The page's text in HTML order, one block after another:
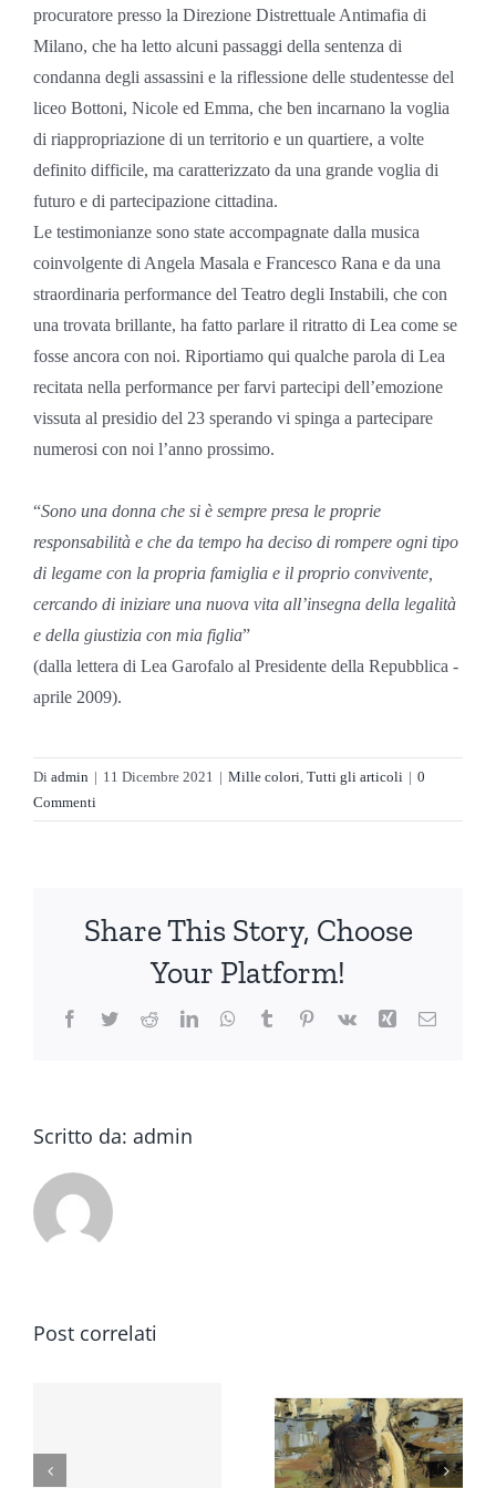
procuratore presso la Direzione Distrettuale Antimafia di
Milano, che ha letto alcuni passaggi della sentenza di
condanna degli assassini e la riflessione delle studentesse del
liceo Bottoni, Nicole ed Emma, che ben incarnano la voglia
di riappropriazione di un territorio e un quartiere, a volte
definito difficile, ma caratterizzato da una grande voglia di
futuro e di partecipazione cittadina.
Le testimonianze sono state accompagnate dalla musica
coinvolgente di Angela Masala e Francesco Rana e da una
straordinaria performance del Teatro degli Instabili, che con
una trovata brillante, ha fatto parlare il ritratto di Lea come se
fosse ancora con noi. Riportiamo qui qualche parola di Lea
recitata nella performance per farvi partecipi dell’emozione
vissuta al presidio del 23 sperando vi spinga a partecipare
numerosi con noi l’anno prossimo.
“Sono una donna che si è sempre presa le proprie
responsabilità e che da tempo ha deciso di rompere ogni tipo
di legame con la propria famiglia e il proprio convivente,
cercando di iniziare una nuova vita all’insegna della legalità
e della giustizia con mia figlia”
(dalla lettera di Lea Garofalo al Presidente della Repubblica -
aprile 2009).
Di admin | 11 Dicembre 2021 | Mille colori Tutti gli articoli | 0
Commenti
Share This Story, Choose
Your Platform!
Facebook
TwitterRedditLinkedInWhatsApp
TumblrPinterest
Vk Xing Email
Scritto da: admin
Post correlati
Pensare